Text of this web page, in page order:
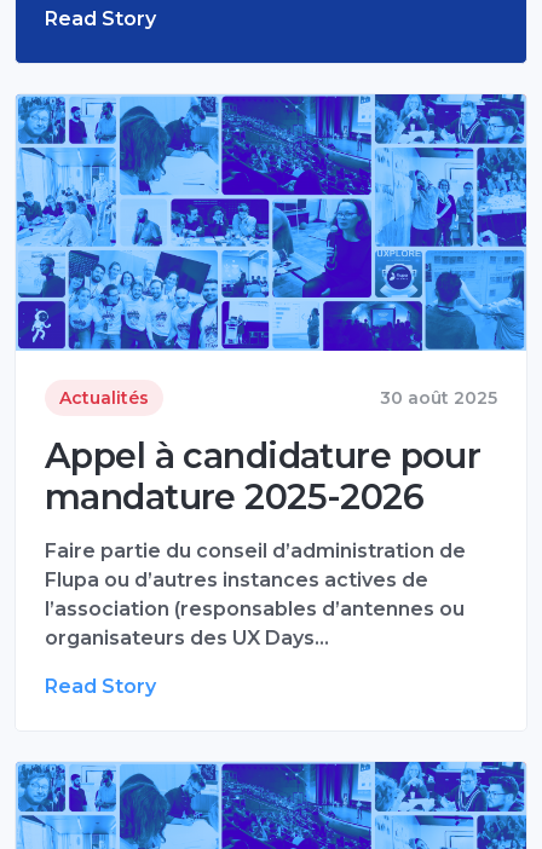
Read Story
Actualités 30 août 2025
Appel à candidature pour
mandature 2025-2026
Faire partie du conseil d’administration de
Flupa ou d’autres instances actives de
l’association (responsables d’antennes ou
organisateurs des UX Days…
Read Story